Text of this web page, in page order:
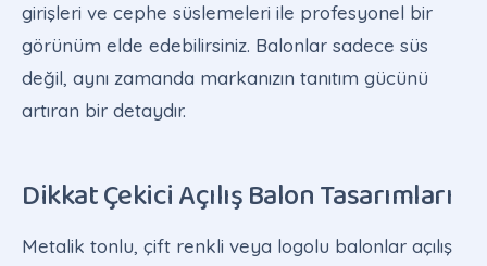
girişleri ve cephe süslemeleri ile profesyonel bir
görünüm elde edebilirsiniz. Balonlar sadece süs
değil, aynı zamanda markanızın tanıtım gücünü
artıran bir detaydır.
Dikkat Çekici Açılış Balon Tasarımları
Metalik tonlu, çift renkli veya logolu balonlar açılış